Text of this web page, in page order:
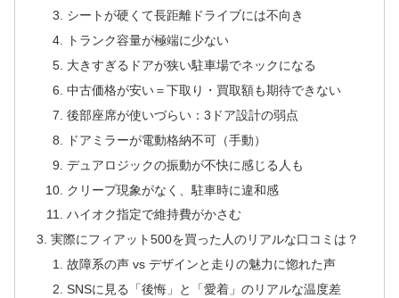
シートが硬くて長距離ドライブには不向き
トランク容量が極端に少ない
大きすぎるドアが狭い駐車場でネックになる
中古価格が安い＝下取り・買取額も期待できない
後部座席が使いづらい：3ドア設計の弱点
ドアミラーが電動格納不可（手動）
デュアロジックの振動が不快に感じる人も
クリープ現象がなく、駐車時に違和感
ハイオク指定で維持費がかさむ
実際にフィアット500を買った人のリアルな口コミは？
故障系の声 vs デザインと走りの魅力に惚れた声
SNSに見る「後悔」と「愛着」のリアルな温度差